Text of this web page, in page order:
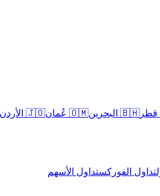
🇧🇭 البحرين 🇴🇲 عُمان 🇯🇴 الأردن
تداول الفوركستداول الأسهم